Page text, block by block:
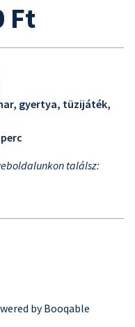
Ft
gyertya, tüzijáték,
találsz:
by Booqable